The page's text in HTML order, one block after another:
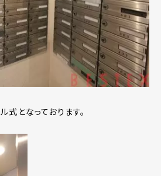
式となっております。